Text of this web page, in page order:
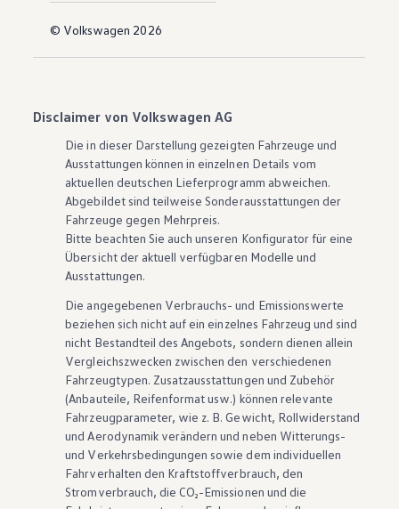
© Volkswagen 2026
Disclaimer von Volkswagen AG
Die in dieser Darstellung gezeigten Fahrzeuge und
Ausstattungen können in einzelnen Details vom
aktuellen deutschen Lieferprogramm abweichen.
Abgebildet sind teilweise Sonderausstattungen der
Fahrzeuge gegen Mehrpreis.
Bitte beachten Sie auch unseren Konfigurator für eine
Übersicht der aktuell verfügbaren Modelle und
Ausstattungen.
Die angegebenen Verbrauchs- und Emissionswerte
beziehen sich nicht auf ein einzelnes Fahrzeug und sind
nicht Bestandteil des Angebots, sondern dienen allein
Vergleichszwecken zwischen den verschiedenen
Fahrzeugtypen. Zusatzausstattungen und Zubehör
(Anbauteile, Reifenformat usw.) können relevante
Fahrzeugparameter, wie z. B. Gewicht, Rollwiderstand
und Aerodynamik verändern und neben Witterungs-
und Verkehrsbedingungen sowie dem individuellen
Fahrverhalten den Kraftstoffverbrauch, den
Stromverbrauch, die CO₂-Emissionen und die